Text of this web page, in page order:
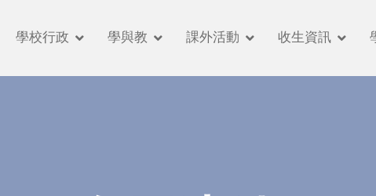
學校行政 學與教 課外活動 收生資訊